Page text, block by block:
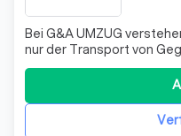
Bei G&A UMZUG
nur der Transport von
anderen ist. Es geht um
in Ihrem Leben. Deshalb
Übergang so reibungslos
gestalten. Mit über acht